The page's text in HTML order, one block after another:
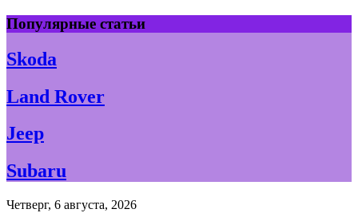
Skip
to
content
Популярные статьи
Skoda
Land Rover
Jeep
Subaru
Четверг, 6 августа, 2026